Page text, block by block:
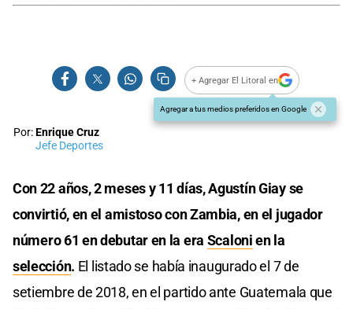
+ Agregar El Litoral en
Agregar a tus medios preferidos en Google
Por:Enrique Cruz
Jefe Deportes
Con 22 años, 2 meses y 11 días, Agustín Giay se
convirtió, en el amistoso con Zambia, en el jugador
número 61 en debutar en la era Scalonien la
selección. El listado se había inaugurado el 7 de
setiembre de 2018, en el partido ante Guatemala que